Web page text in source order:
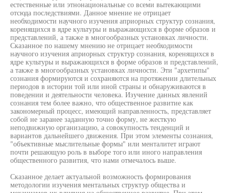
естественные или этнонациональные со всеми вытекающими
отсюда последствиями. Данное мнение не отрицает
необходимости научного изучения априорных структур сознания,
коренящихся в ядре культуры и выражающихся в форме образов и
представлений, а также в многообразных установках личности.
Сказанное по нашему мнению не отрицает необходимости
научного изучения априорных структур сознания, коренящихся в
ядре культуры и выражающихся в форме образов и представлений,
а также в многообразных установках личности. Эти "архетипы"
сознания формируются и сохраняются на протяжении длительных
периодов в истории той или иной страны и обнаруживаются в
поведении и деятельности человека. Изучение данных явлений
сознания тем более важно, что общественное развитие как
закономерный процесс, имеющий направленность, представляет
собой не заранее заданную точно форму, не жесткую
неподвижную организацию, а совокупность тенденций и
вариантов дальнейшего движения. При этом элементы сознания,
"объективные мыслительные формы" или менталитет играют
почти решающую роль в выборе того или иного направления
общественного развития, что нами отмечалось выше.
Сказанное делает актуальной возможность формирования
методологии изучения ментальных структур общества и